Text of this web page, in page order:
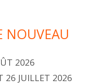
NOUVEAU
2026
26 JUILLET 2026